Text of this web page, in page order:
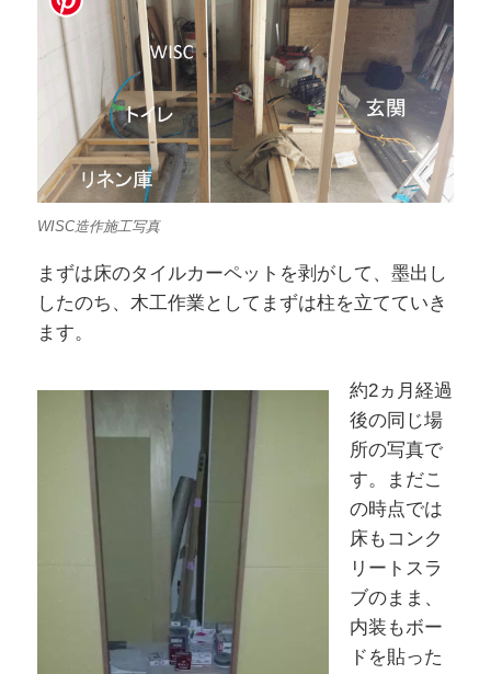
WISC造作施工写真
まずは床のタイルカーペットを剥がして、墨出し
したのち、木工作業としてまずは柱を立てていき
ます。
約2ヵ月経過
後の同じ場
所の写真で
す。まだこ
の時点では
床もコンク
リートスラ
ブのまま、
内装もボー
ドを貼った